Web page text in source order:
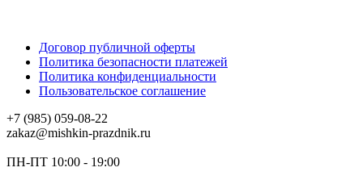
Договор публичной оферты
Политика безопасности платежей
Политика конфиденциальности
Пользовательское соглашение
+7 (985) 059-08-22
zakaz@mishkin-prazdnik.ru
ПН-ПТ 10:00 - 19:00